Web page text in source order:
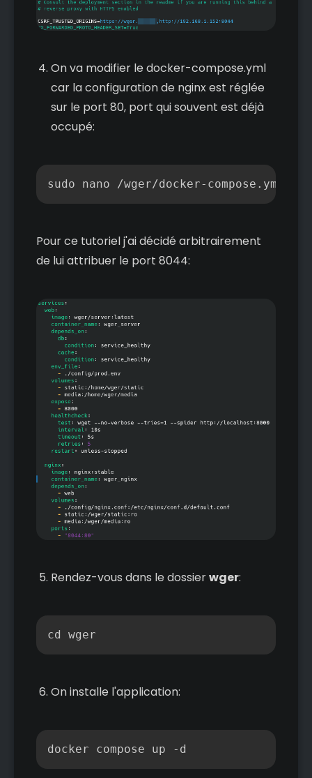
On va modifier le docker-compose.yml
car la configuration de nginx est réglée
sur le port 80, port qui souvent est déjà
occupé:
sudo nano /wger/docker-compose.yml
Pour ce tutoriel j'ai décidé arbitrairement
de lui attribuer le port 8044:
Rendez-vous dans le dossierwger:
cd wger
On installe l'application:
docker compose up -d